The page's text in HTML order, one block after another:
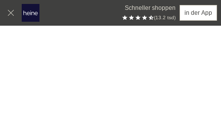
Schneller shoppen
(13.2 tsd)
in der App